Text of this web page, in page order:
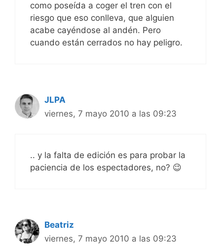
como poseída a coger el tren con el
riesgo que eso conlleva, que alguien
acabe cayéndose al andén. Pero
cuando están cerrados no hay peligro.
JLPA
viernes, 7 mayo 2010 a las 09:23
.. y la falta de edición es para probar la
paciencia de los espectadores, no? 😉
Beatriz
viernes, 7 mayo 2010 a las 09:23